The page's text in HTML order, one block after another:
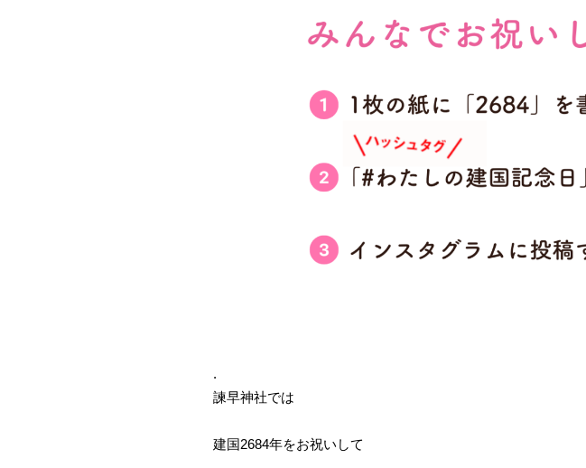
.
諫早神社では
建国2684年をお祝いして